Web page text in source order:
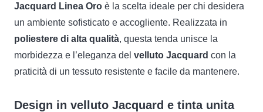
Jacquard Linea Oro è la scelta ideale per chi desidera
un ambiente sofisticato e accogliente. Realizzata in
poliestere di alta qualità, questa tenda unisce la
morbidezza e l’eleganza del velluto Jacquard con la
praticità di un tessuto resistente e facile da mantenere.
Design in velluto Jacquard e tinta unita